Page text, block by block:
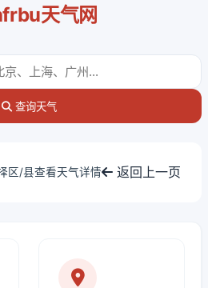
天气网
查询天气
区/县查看天气详情 返回上一页